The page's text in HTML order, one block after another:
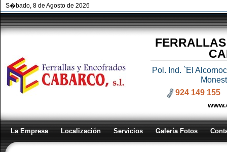
S�bado, 8 de Agosto de 2026
Pol. Ind. `El
924 149 155
La Empresa Localización Servicios Galería Fotos